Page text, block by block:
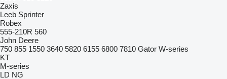
Zaxis
Leeb Sprinter
Robex
555-210R 560
John Deere
750 855 1550 3640 5820 6155 6800 7810 Gator W-series
KT
M-series
LD NG